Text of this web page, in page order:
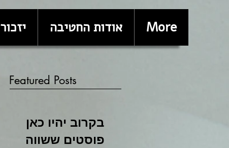
יזכור אודות החטיבה More
Featured Posts
בקרוב יהיו כאן
פוסטים ששווה